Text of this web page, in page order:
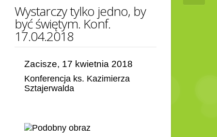
Wystarczy tylko jedno, by
być świętym. Konf.
17.04.2018
Zacisze, 17 kwietnia 2018
Konferencja ks. Kazimierza
Sztajerwalda